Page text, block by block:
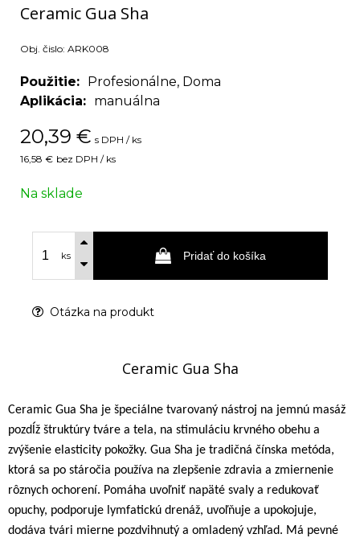
Ceramic Gua Sha
Obj. čislo: ARK008
Použitie
Profesionálne, Doma
Aplikácia
manuálna
20,39 € s DPH / ks
16,58 € bez DPH / ks
Na sklade
ks Pridať do košíka
Otázka na produkt
Ceramic Gua Sha
Ceramic Gua Sha je špeciálne tvarovaný nástroj na jemnú masáž
pozdĺž štruktúry tváre a tela, na stimuláciu krvného obehu a
zvýšenie elasticity pokožky. Gua Sha je tradičná čínska metóda,
ktorá sa po stáročia používa na zlepšenie zdravia a zmiernenie
rôznych ochorení. Pomáha uvoľniť napäté svaly a redukovať
opuchy, podporuje lymfatickú drenáž, uvoľňuje a upokojuje,
dodáva tvári mierne pozdvihnutý a omladený vzhľad. Má pevné